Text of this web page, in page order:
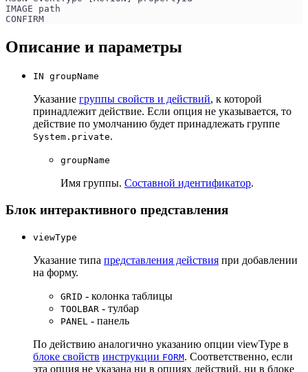
IMAGE path
CONFIRM
Описание и параметры
IN groupName
Указание группы свойств и действий, к которой
принадлежит действие. Если опция не указывается, то
действие по умолчанию будет принадлежать группе
System.private.
groupName
Имя группы. Составной идентификатор.
Блок интерактивного представления
viewType
Указание типа представления действия при добавлении
на форму.
GRID - колонка таблицы
TOOLBAR - тулбар
PANEL - панель
По действию аналогично указанию опции viewType в
блоке свойств инструкции FORM. Соответственно, если
эта опция не указана ни в опциях действий, ни в блоке